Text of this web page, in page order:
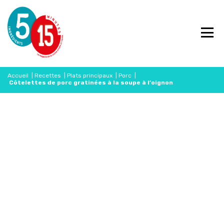
Accueil Recettes Plats principaux Porc
Côtelettes de porc gratinées à la soupe à l’oignon